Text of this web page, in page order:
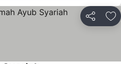
Bagikan